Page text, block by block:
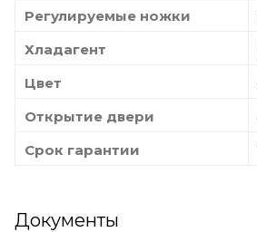
Регулируемые ножки
Хладагент
Цвет
Открытие двери
Срок гарантии
Документы